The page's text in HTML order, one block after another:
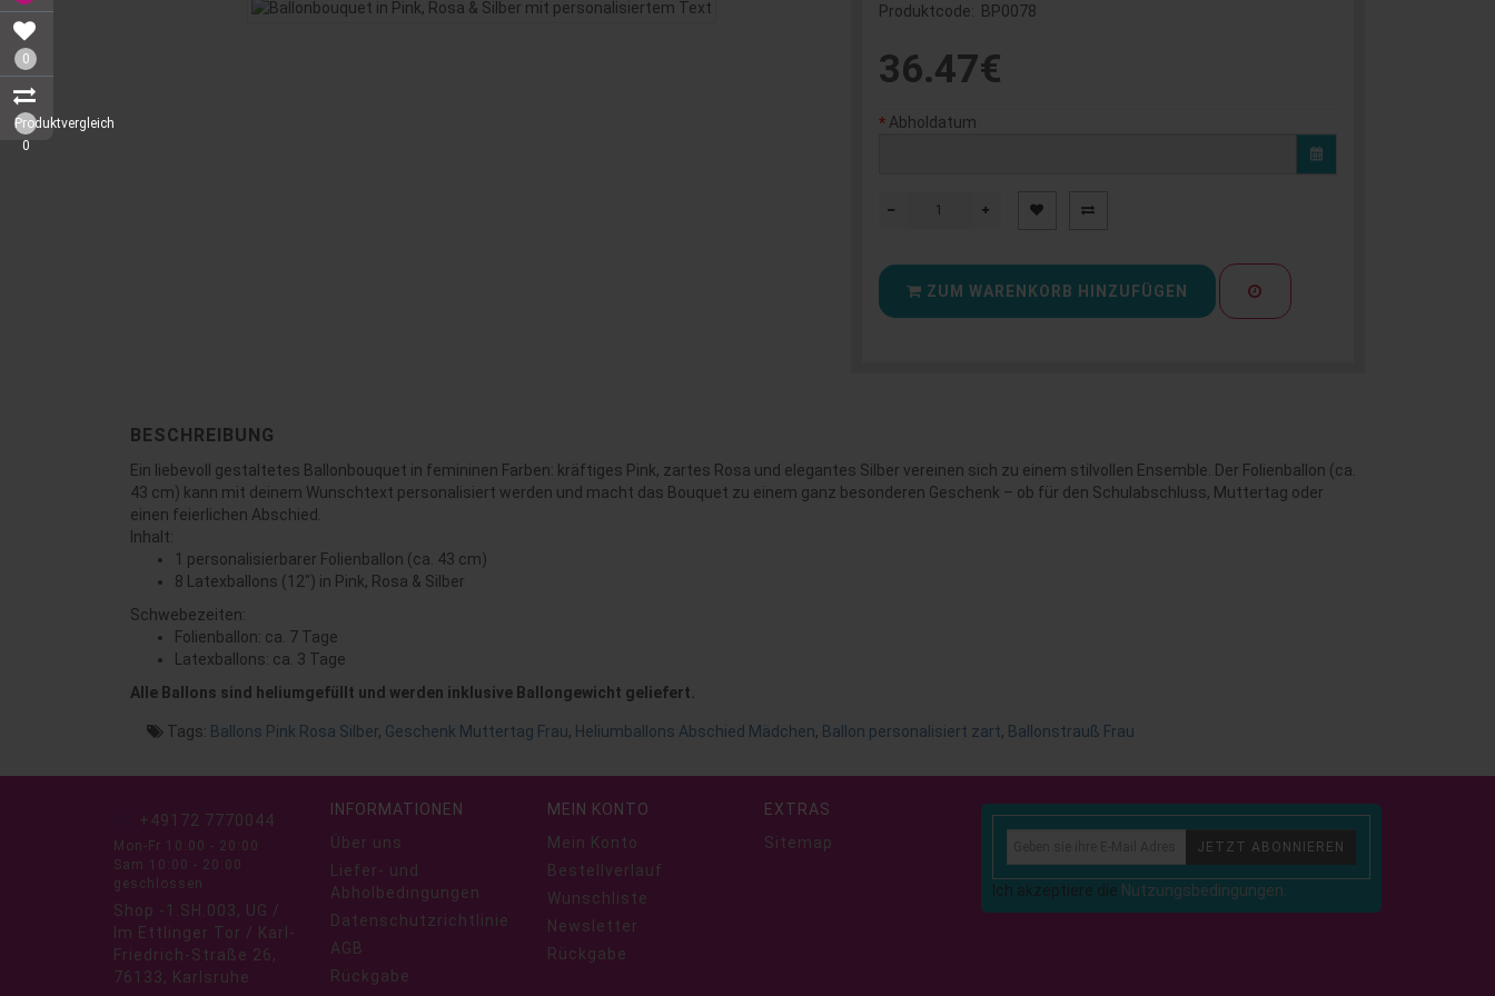
0
Produktvergleich
0
Produktcode: BP0078
36.47€
Abholdatum
ZUM WARENKORB HINZUFÜGEN
BESCHREIBUNG
Ein liebevoll gestaltetes Ballonbouquet in femininen Farben: kräftiges Pink, zartes Rosa und elegantes Silber vereinen sich zu einem stilvollen Ensemble. Der Folienballon (ca.
43 cm) kann mit deinem Wunschtext personalisiert werden und macht das Bouquet zu einem ganz besonderen Geschenk – ob für den Schulabschluss, Muttertag oder
einen feierlichen Abschied.
Inhalt:
1 personalisierbarer Folienballon (ca. 43 cm)
8 Latexballons (12") in Pink, Rosa & Silber
Schwebezeiten:
Folienballon: ca. 7 Tage
Latexballons: ca. 3 Tage
Alle Ballons sind heliumgefüllt und werden inklusive Ballongewicht geliefert.
Tags: Ballons Pink Rosa Silber, Geschenk Muttertag Frau, Heliumballons Abschied Mädchen, Ballon personalisiert zart, Ballonstrauß Frau
+49172 7770044
Mon-Fr 10:00 - 20:00
Sam 10:00 - 20:00
geschlossen
Shop -1.SH.003, UG /
Im Ettlinger Tor / Karl-
Friedrich-Straße 26,
76133, Karlsruhe
INFORMATIONEN
Über uns
Liefer- und
Abholbedingungen
Datenschutzrichtlinie
AGB
Rückgabe
MEIN KONTO
Mein Konto
Bestellverlauf
Wunschliste
Newsletter
Rückgabe
EXTRAS
Sitemap
JETZT ABONNIEREN
Ich akzeptiere die Nutzungsbedingungen.